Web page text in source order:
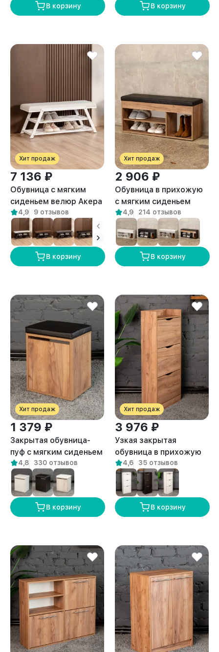
В корзину В корзину
Хит продаж
7 136 ₽
Обувница с мягким
сиденьем велюр Акера
белый/белый
4,9 9 отзывов
В корзину
Хит продаж
2 906 ₽
Обувница в прихожую
с мягким сиденьем
Тиса амаретто/черный
4,9 214 отзывов
В корзину
Хит продаж
1 379 ₽
Закрытая обувница-
пуф с мягким сиденьем
для прихожей Вома
амаретто
4,8 330 отзывов
В корзину
Хит продаж
3 976 ₽
Узкая закрытая
обувница в прихожую
Джела амаретто
4,6 35 отзывов
В корзину